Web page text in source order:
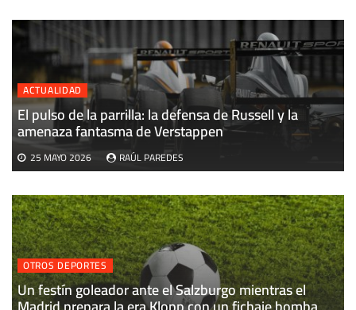
ACTUALIDAD
El pulso de la parrilla: la defensa de Russell y la
amenaza fantasma de Verstappen
25 MAYO 2026 RAÚL PAREDES
OTROS DEPORTES
Un festín goleador ante el Salzburgo mientras el